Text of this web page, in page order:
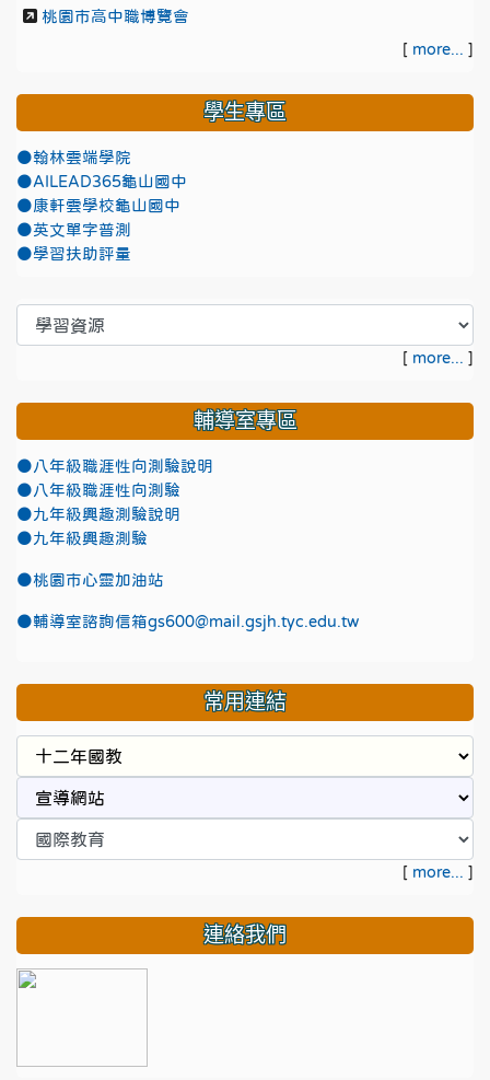
桃園市高中職博覽會
[ more... ]
學生專區
●翰林雲端學院
●AILEAD365龜山國中
●康軒雲學校龜山國中
●英文單字普測
●學習扶助評量
[ more... ]
輔導室專區
●八年級職涯性向測驗說明
●八年級職涯性向測驗
●九年級興趣測驗說明
●九年級興趣測驗
●桃園市心靈加油站
●輔導室諮詢信箱gs600@mail.gsjh.tyc.edu.tw
常用連結
[ more... ]
連絡我們